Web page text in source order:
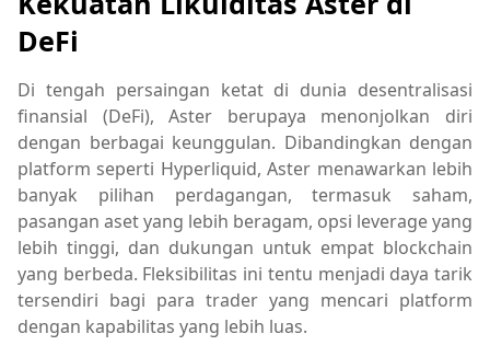
DeFi
Di tengah persaingan ketat di dunia desentralisasi
finansial (DeFi), Aster berupaya menonjolkan diri
dengan berbagai keunggulan. Dibandingkan dengan
platform seperti Hyperliquid, Aster menawarkan lebih
banyak pilihan perdagangan, termasuk saham,
pasangan aset yang lebih beragam, opsi leverage yang
lebih tinggi, dan dukungan untuk empat blockchain
yang berbeda. Fleksibilitas ini tentu menjadi daya tarik
tersendiri bagi para trader yang mencari platform
dengan kapabilitas yang lebih luas.